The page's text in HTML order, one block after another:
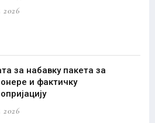
2026
за набавку пакета за
и фактичку
2026